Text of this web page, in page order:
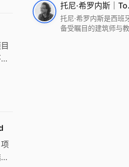
2022 DFA中获
A+ Firm Awards中获
Mention：Best
进的设计方法、多元
化的作品著称，曾获
Bigmat奖等多项重要
托
托尼·希罗内斯是西班
备受瞩目的建筑师与